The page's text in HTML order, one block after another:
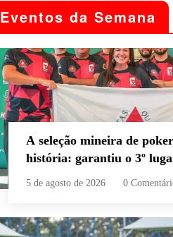
Eventos da Semana
A seleção mineira de
história: garantiu o 3º
Campeonato Brasileiro por
5 de agosto de 2026 0